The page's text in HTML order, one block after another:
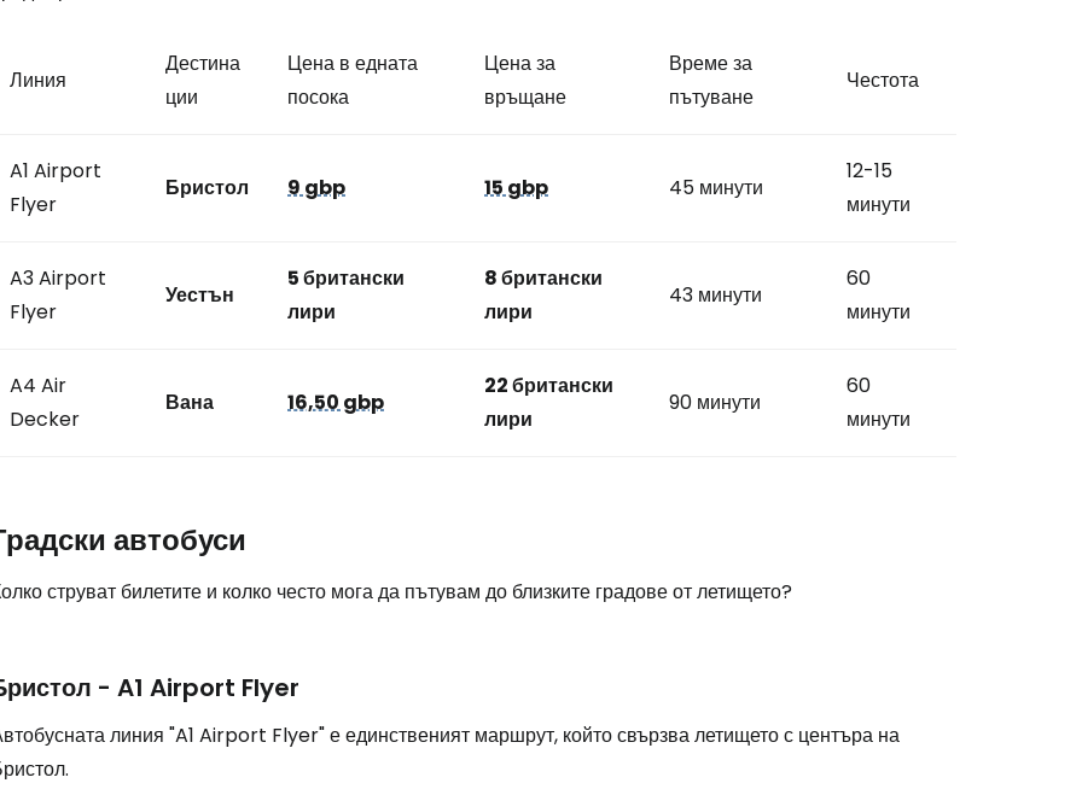
Линия
Дестина
ции
Цена в едната
посока
Цена за
връщане
Време за
пътуване
Честота
A1 Airport
Flyer
Бристол 9 gbp 15 gbp 45 минути
12-15
минути
A3 Airport
Flyer
Уестън
5 британски
лири
8 британски
лири
43 минути
60
минути
A4 Air
Decker
Вана 16,50 gbp
22 британски
лири
90 минути
60
минути
автобуси
струват билетите и колко често мога да пътувам до близките градове от летището?
- A1 Airport Flyer
линия "A1 Airport Flyer" е единственият маршрут, който свързва летището с центъра на